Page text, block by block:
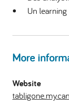
Un
More
Website